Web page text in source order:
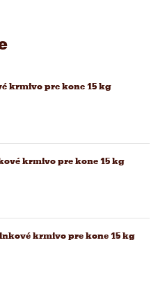
krmivo pre kone 15 kg
krmivo pre kone 15 kg
krmivo pre kone 15 kg